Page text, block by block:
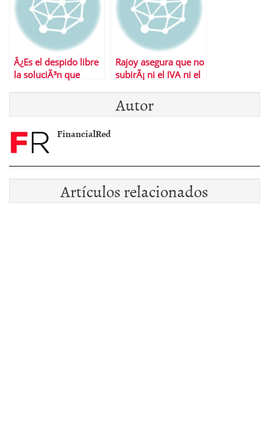
Â¿Es el despido libre
la soluciÃ³n que
Rajoy asegura que no
subirÃ¡ ni el IVA ni el
presupuestos de
2013
Autor
FinancialRed
Artículos relacionados